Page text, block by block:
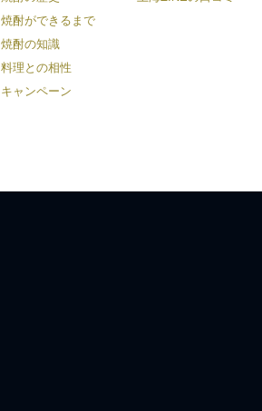
焼酎ができるまで
焼酎の知識
料理との相性
キャンペーン